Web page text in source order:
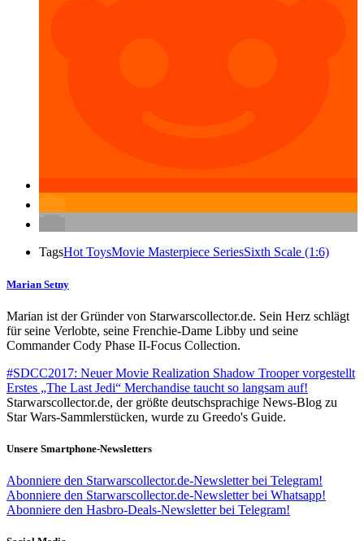
TagsHot ToysMovie Masterpiece SeriesSixth Scale (1:6)
Marian Setny
Marian ist der Gründer von Starwarscollector.de. Sein Herz schlägt
für seine Verlobte, seine Frenchie-Dame Libby und seine
Commander Cody Phase II-Focus Collection.
#SDCC2017: Neuer Movie Realization Shadow Trooper vorgestellt
Erstes „The Last Jedi“ Merchandise taucht so langsam auf!
Starwarscollector.de, der größte deutschsprachige News-Blog zu
Star Wars-Sammlerstücken, wurde zu Greedo's Guide.
Unsere Smartphone-Newsletters
Abonniere den Starwarscollector.de-Newsletter bei Telegram!
Abonniere den Starwarscollector.de-Newsletter bei Whatsapp!
Abonniere den Hasbro-Deals-Newsletter bei Telegram!